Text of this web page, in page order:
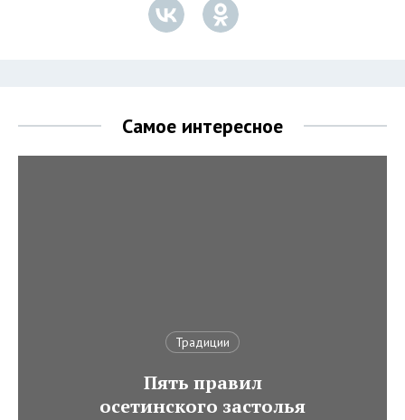
Самое интересное
Традиции
Пять правил
осетинского застолья